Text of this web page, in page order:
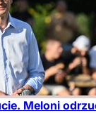
Meloni